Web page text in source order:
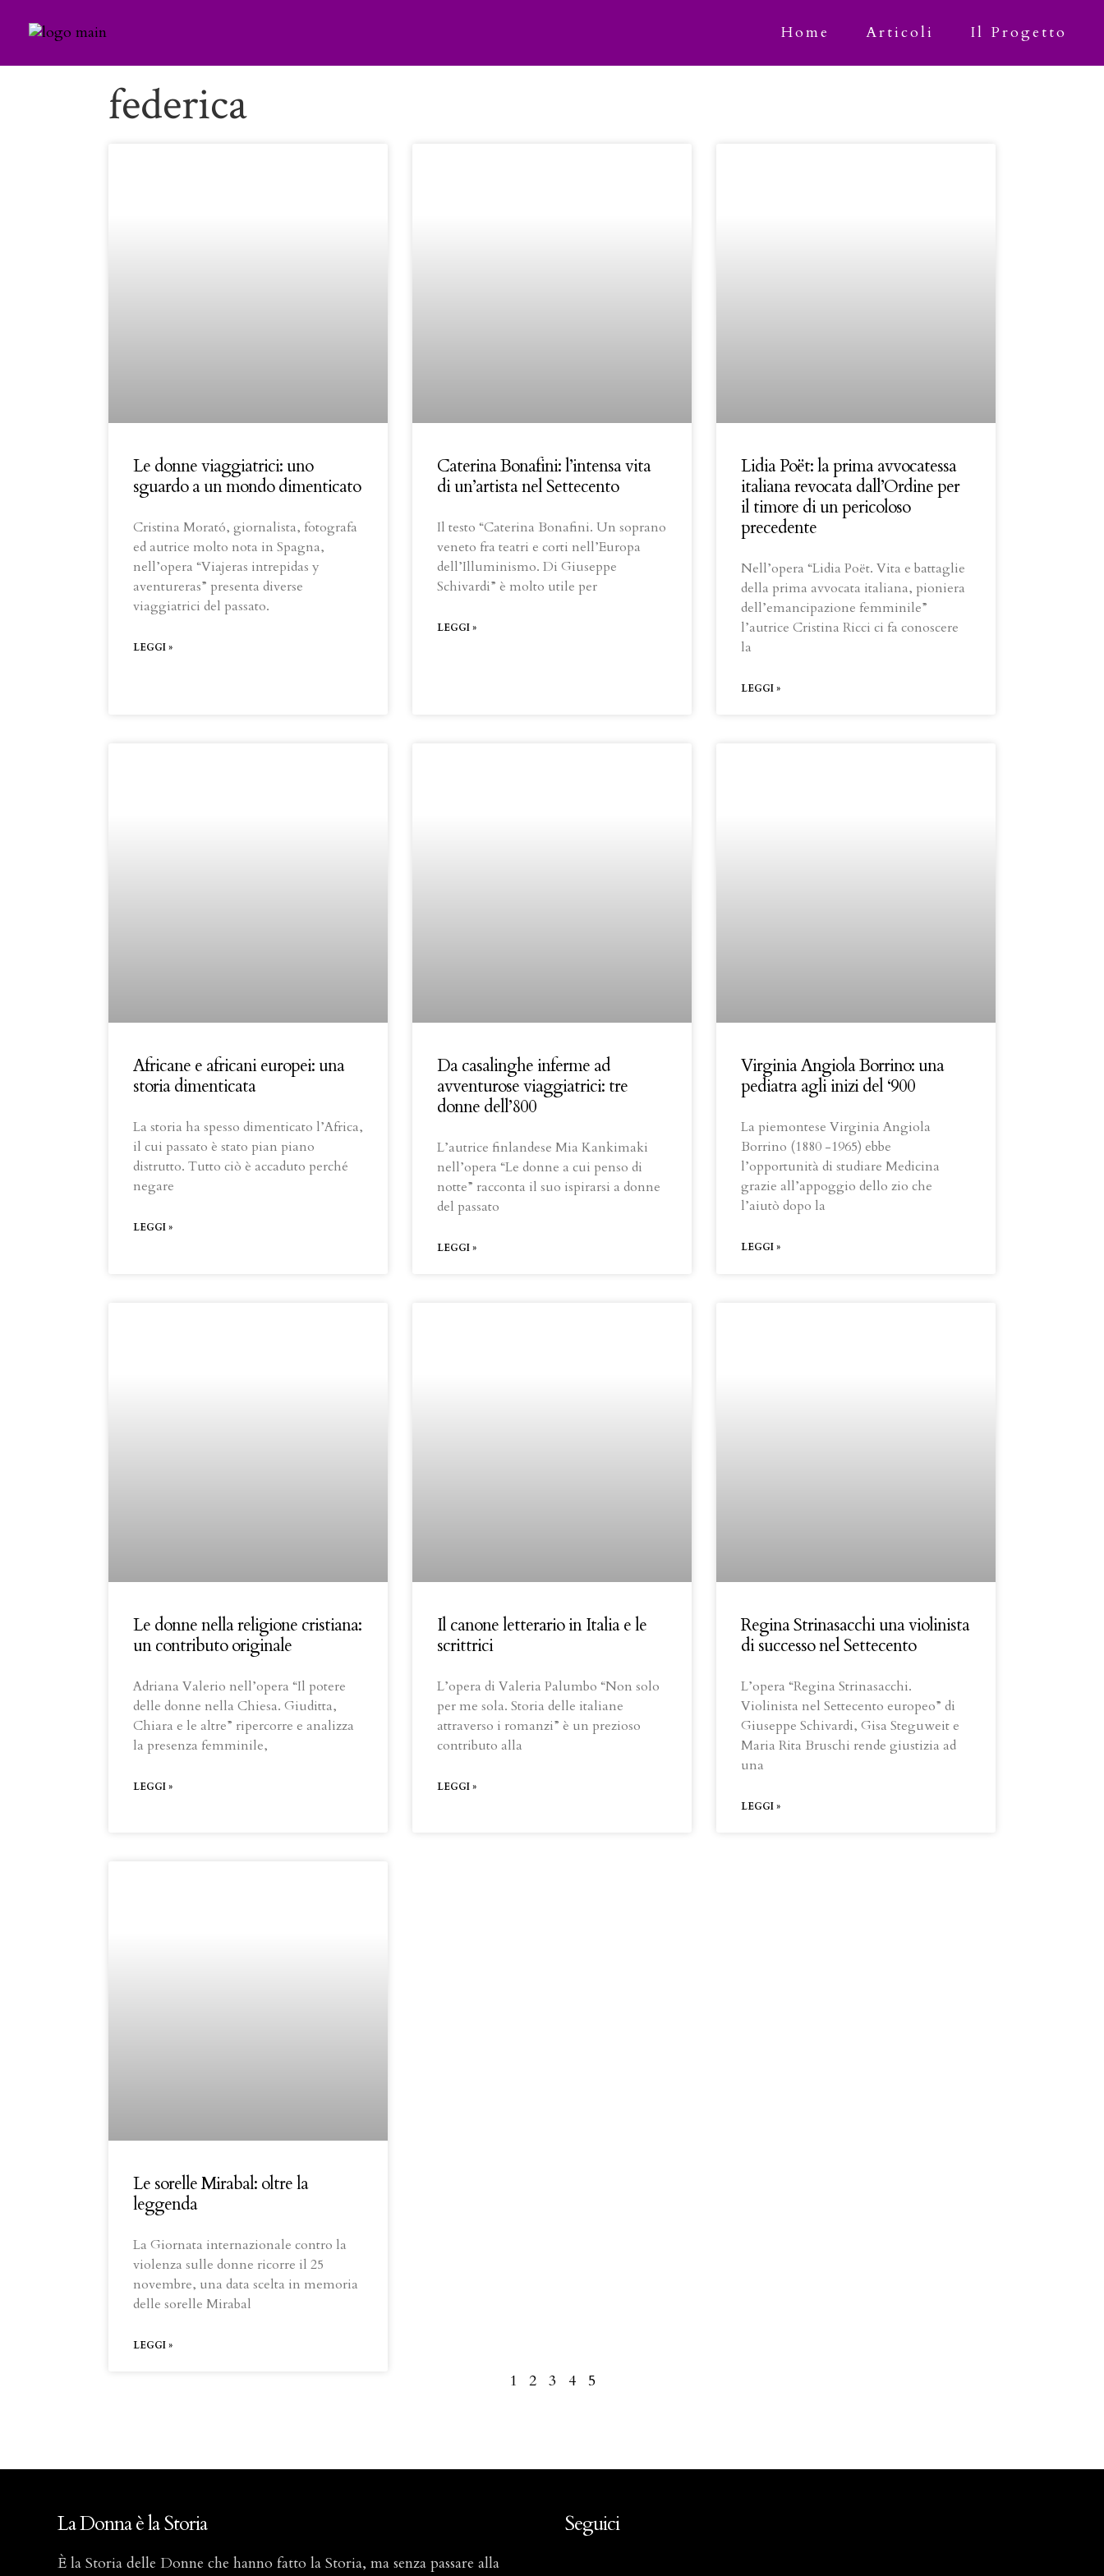
Home Articoli Il Progetto
federica
Le donne viaggiatrici: uno
sguardo a un mondo dimenticato
Cristina Morató, giornalista, fotografa
ed autrice molto nota in Spagna,
nell’opera “Viajeras intrepidas y
aventureras” presenta diverse
viaggiatrici del passato.
LEGGI »
Caterina Bonafini: l’intensa vita
di un’artista nel Settecento
Il testo “Caterina Bonafini. Un soprano
veneto fra teatri e corti nell’Europa
dell’Illuminismo. Di Giuseppe
Schivardi” è molto utile per
LEGGI »
Lidia Poët: la prima avvocatessa
italiana revocata dall’Ordine per
il timore di un pericoloso
precedente
Nell’opera “Lidia Poët. Vita e battaglie
della prima avvocata italiana, pioniera
dell’emancipazione femminile”
l’autrice Cristina Ricci ci fa conoscere
la
LEGGI »
Africane e africani europei: una
storia dimenticata
La storia ha spesso dimenticato l’Africa,
il cui passato è stato pian piano
distrutto. Tutto ciò è accaduto perché
negare
LEGGI »
Da casalinghe inferme ad
avventurose viaggiatrici: tre
donne dell’800
L’autrice finlandese Mia Kankimaki
nell’opera “Le donne a cui penso di
notte” racconta il suo ispirarsi a donne
del passato
LEGGI »
Virginia Angiola Borrino: una
pediatra agli inizi del ‘900
La piemontese Virginia Angiola
Borrino (1880 -1965) ebbe
l’opportunità di studiare Medicina
grazie all’appoggio dello zio che
l’aiutò dopo la
LEGGI »
Le donne nella religione cristiana:
un contributo originale
Adriana Valerio nell’opera “Il potere
delle donne nella Chiesa. Giuditta,
Chiara e le altre” ripercorre e analizza
la presenza femminile,
LEGGI »
Il canone letterario in Italia e le
scrittrici
L’opera di Valeria Palumbo “Non solo
per me sola. Storia delle italiane
attraverso i romanzi” è un prezioso
contributo alla
LEGGI »
Regina Strinasacchi una violinista
di successo nel Settecento
L’opera “Regina Strinasacchi.
Violinista nel Settecento europeo” di
Giuseppe Schivardi, Gisa Steguweit e
Maria Rita Bruschi rende giustizia ad
una
LEGGI »
Le sorelle Mirabal: oltre la
leggenda
La Giornata internazionale contro la
violenza sulle donne ricorre il 25
novembre, una data scelta in memoria
delle sorelle Mirabal
LEGGI »
1 2 3 4 5
La Donna è la Storia
È la Storia delle Donne che hanno fatto la Storia, ma senza passare alla
Seguici